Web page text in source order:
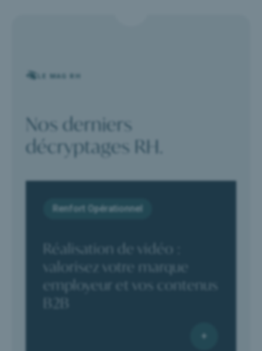
LE MAG RH
Nos derniers
décryptages RH.
Réalisation de vidéo :
valorisez votre marque
employeur et vos contenus
B2B
Renfort Opérationnel